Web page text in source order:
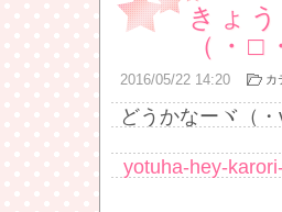
きょ
（・□
2016/05/22 14:20 カ
どうかなーヾ（・
yotuha-hey-